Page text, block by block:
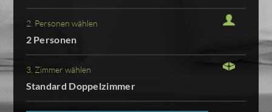
2. Personen wählen
2 Personen
3. Zimmer wählen
Standard Doppelzimmer